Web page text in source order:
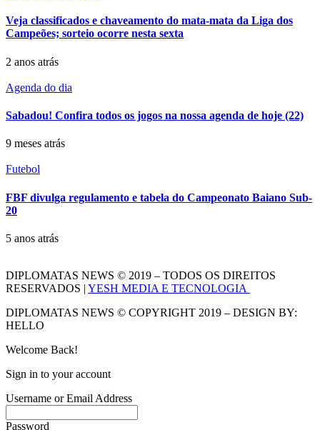
Veja classificados e chaveamento do mata-mata da Liga dos
Campeões; sorteio ocorre nesta sexta
2 anos atrás
Agenda do dia
Sabadou! Confira todos os jogos na nossa agenda de hoje (22)
9 meses atrás
Futebol
FBF divulga regulamento e tabela do Campeonato Baiano Sub-
20
5 anos atrás
DIPLOMATAS NEWS © 2019 – TODOS OS DIREITOS
RESERVADOS | YESH MEDIA E TECNOLOGIA
DIPLOMATAS NEWS © COPYRIGHT 2019 – DESIGN BY:
HELLO
Welcome Back!
Sign in to your account
Username or Email Address
Password